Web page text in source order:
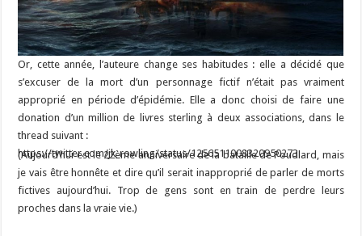
Or, cette année, l’auteure change ses habitudes : elle a décidé que
s’excuser de la mort d’un personnage fictif n’était pas vraiment
approprié en période d’épidémie. Elle a donc choisi de faire une
donation d’un million de livres sterling à deux associations, dans le
thread suivant :
https://twitter.com/jk_rowling/status/1256511008320950273
(Aujourd’hui est le 22ème anniversaire de la bataille de Poudlard, mais
je vais être honnête et dire qu’il serait inapproprié de parler de morts
fictives aujourd’hui. Trop de gens sont en train de perdre leurs
proches dans la vraie vie.)